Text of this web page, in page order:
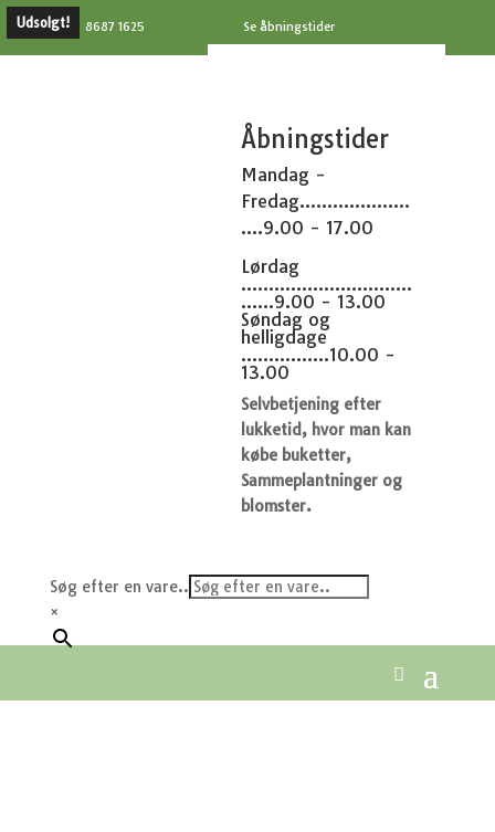
8687 1625 Se åbningstider
Åbningstider
Mandag -
Fredag....................
....9.00 - 17.00
Lørdag
...............................
......9.00 - 13.00
Søndag og
helligdage
................10.00 -
13.00
Selvbetjening efter
lukketid, hvor man kan
købe buketter,
Sammeplantninger og
blomster.
Søg efter en vare..
×
Udsolgt!